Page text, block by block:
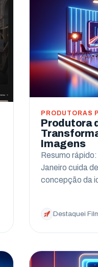
PRODUTORAS
Produtora
Imagens
Resumo
Janeiro cuida
concepção da
Destaquei